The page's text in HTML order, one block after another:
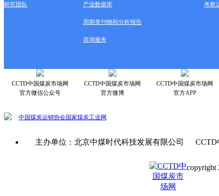
研究团队 产业数据库 考察
周期类刊物和分析报告
咨询服务
CCTD中国煤炭市场网
官方微信公众号
CCTD中国煤炭市场网
官方微博
CCTD中国煤炭市场网
官方APP
中国煤炭运销协会国家煤炭工业网
主办单位：北京中煤时代科技发展有限公司
copyright